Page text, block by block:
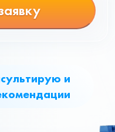
и